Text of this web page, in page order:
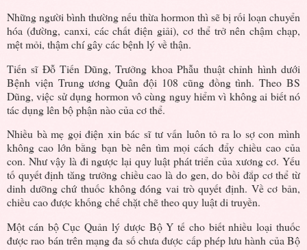
Những người bình thường nếu thừa hormon thì sẽ bị rối loạn chuyển
hóa (đường, canxi, các chất điện giải), cơ thể trở nên chậm chạp,
mệt mỏi, thậm chí gây các bệnh lý về thận.
Tiến sĩ Đỗ Tiến Dũng, Trưởng khoa Phẫu thuật chỉnh hình dưới
Bệnh viện Trung ương Quân đội 108 cũng đồng tình. Theo BS
Dũng, việc sử dụng hormon vô cùng nguy hiểm vì không ai biết nó
tác dụng lên bộ phận nào của cơ thể.
Nhiều bà mẹ gọi điện xin bác sĩ tư vấn luôn tỏ ra lo sợ con mình
không cao lớn bằng bạn bè nên tìm mọi cách đẩy chiều cao của
con. Như vậy là đi ngược lại quy luật phát triển của xương cơ. Yếu
tố quyết định tăng trưởng chiều cao là do gen, do bồi đắp cơ thể từ
dinh dưỡng chứ thuốc không đóng vai trò quyết định. Về cơ bản,
chiều cao được khống chế chặt chẽ theo quy luật di truyền.
Một cán bộ Cục Quản lý dược Bộ Y tế cho biết nhiều loại thuốc
được rao bán trên mạng đa số chưa được cấp phép lưu hành của Bộ